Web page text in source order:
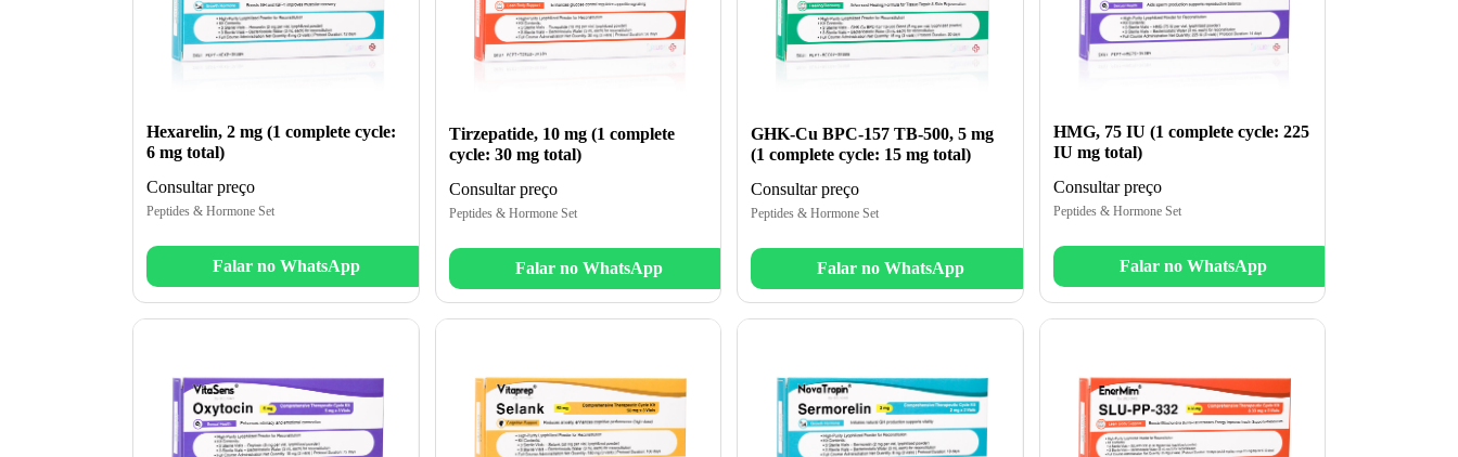
Hexarelin, 2 mg (1 complete cycle:
6 mg total)
Consultar preço
Peptides & Hormone Set
Falar no WhatsApp
Tirzepatide, 10 mg (1 complete
cycle: 30 mg total)
Consultar preço
Peptides & Hormone Set
Falar no WhatsApp
GHK-Cu BPC-157 TB-500, 5 mg
(1 complete cycle: 15 mg total)
Consultar preço
Peptides & Hormone Set
Falar no WhatsApp
HMG, 75 IU (1 complete cycle: 225
IU mg total)
Consultar preço
Peptides & Hormone Set
Falar no WhatsApp